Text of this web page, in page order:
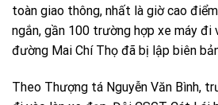
toàn giao thông, nhất là giờ cao
ngắn, gần 100 trường hợp xe máy đi
đường Mai Chí Thọ đã bị lập biên
Theo Thượng tá Nguyễn Văn Bình,